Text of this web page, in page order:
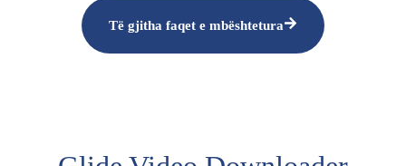
Të gjitha faqet e mbështetura